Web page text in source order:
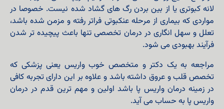
لانه کبوتری یا از بین بردن رگ‌ های گشاد شده نیست. خصوصا در
مواردی که بیماری از مرحله عنکبوتی فراتر رفته و مزمن شده باشد،
تعلل و سهل انگاری در درمان تخصصی تنها باعث پیچیده‌ تر شدن
فرآیند بهبودی می‌ شود.
مراجعه به یک دکتر و متخصص خوب واریس یعنی پزشکی که
تخصص قلب و عروق داشته باشد و علاوه بر این دارای تجربه کافی
در زمینه درمان واریس پا باشد اولین و مهم ترین قدم در درمان
واریس پا به حساب می آید.